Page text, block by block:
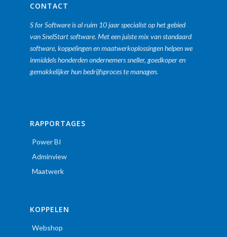
CONTACT
S for Software is al ruim 10 jaar specialist op het gebied
van SnelStart software. Met een juiste mix van standaard
software, koppelingen en maatwerkoplossingen helpen we
inmiddels honderden ondernemers sneller, goedkoper en
gemakkelijker hun bedrijfsproces te managen.
RAPPORTAGES
Power BI
Adminview
Maatwerk
KOPPELEN
Webshop